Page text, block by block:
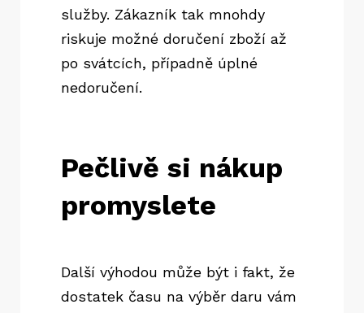
služby. Zákazník tak mnohdy
riskuje možné doručení zboží až
po svátcích, případně úplné
nedoručení.
Pečlivě si nákup
promyslete
Další výhodou může být i fakt, že
dostatek času na výběr daru vám